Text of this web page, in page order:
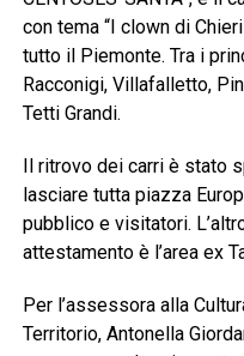
con tema “I clown di
tutto il Piemonte. Tra i
Racconigi, Villafalletto,
Tetti Grandi.
Il ritrovo dei carri è stato
lasciare tutta piazza
pubblico e visitatori.
attestamento è l’area ex
Per l’assessora alla
Territorio, Antonella